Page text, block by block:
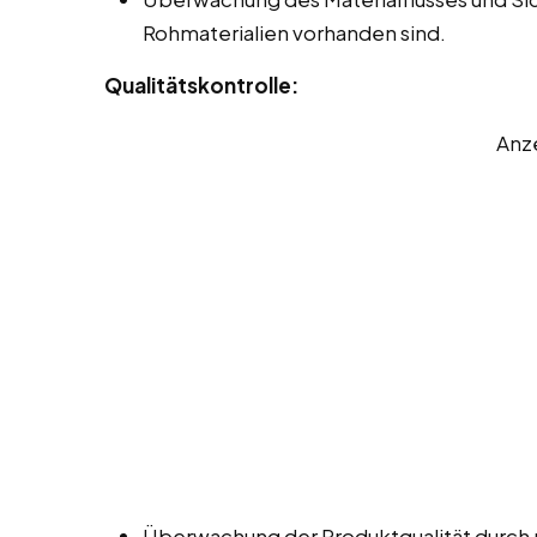
Rohmaterialien vorhanden sind.
Qualitätskontrolle: